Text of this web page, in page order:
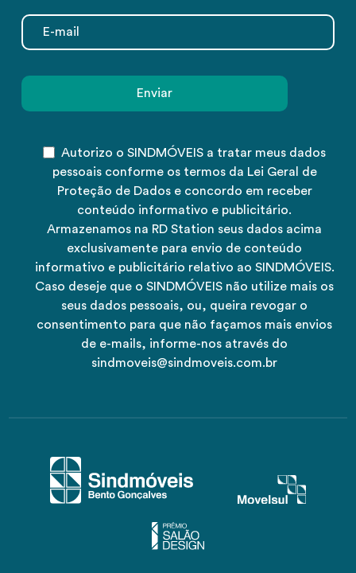
Autorizo o SINDMÓVEIS a tratar meus dados
pessoais conforme os termos da Lei Geral de
Proteção de Dados e concordo em receber
conteúdo informativo e publicitário.
Armazenamos na RD Station seus dados acima
exclusivamente para envio de conteúdo
informativo e publicitário relativo ao SINDMÓVEIS.
Caso deseje que o SINDMÓVEIS não utilize mais os
seus dados pessoais, ou, queira revogar o
consentimento para que não façamos mais envios
de e-mails, informe-nos através do
sindmoveis@sindmoveis.com.br